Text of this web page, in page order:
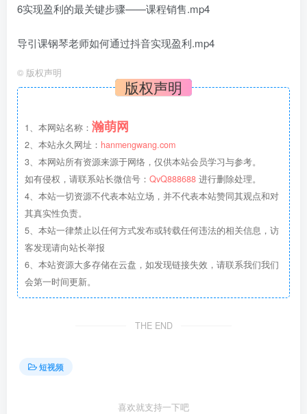
6实现盈利的最关键步骤——课程销售.mp4
导引课钢琴老师如何通过抖音实现盈利.mp4
© 版权声明
版权声明
1、本网站名称： 瀚萌网
2、本站永久网址： hanmengwang.com
3、本网站所有资源来源于网络，仅供本站会员学习与参考。
如有侵权，请联系站长微信号： QvQ888688 进行删除处理。
4、本站一切资源不代表本站立场，并不代表本站赞同其观点和对
其真实性负责。
5、本站一律禁止以任何方式发布或转载任何违法的相关信息，访
客发现请向站长举报
6、本站资源大多存储在云盘，如发现链接失效，请联系我们我们
会第一时间更新。
THE END
短视频
喜欢就支持一下吧